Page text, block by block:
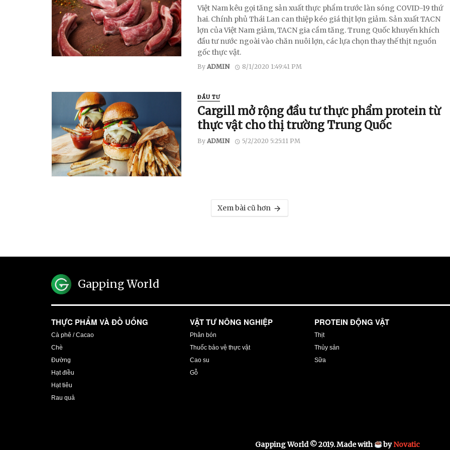
Việt Nam kêu gọi tăng sản xuất thực phẩm trước làn sóng COVID-19 thứ
hai. Chính phủ Thái Lan can thiệp kéo giá thịt lợn giảm. Sản xuất TACN
lợn của Việt Nam giảm, TACN gia cầm tăng. Trung Quốc khuyến khích
đầu tư nước ngoài vào chăn nuôi lợn, các lựa chọn thay thế thịt nguồn
gốc thực vật.
By ADMIN 8/1/2020 1:49:41 PM
ĐẦU TƯ
Cargill mở rộng đầu tư thực phẩm protein từ
thực vật cho thị trường Trung Quốc
By ADMIN 5/2/2020 5:25:11 PM
Xem bài cũ hơn
Gapping World
THỰC PHẨM VÀ ĐỒ UỐNG
Cà phê / Cacao
Chè
Đường
Hạt điều
Hạt tiêu
Rau quả
VẬT TƯ NÔNG NGHIỆP
Phân bón
Thuốc bảo vệ thực vật
Cao su
Gỗ
PROTEIN ĐỘNG VẬT
Thịt
Thủy sản
Sữa
Gapping World © 2019. Made with byNovatic